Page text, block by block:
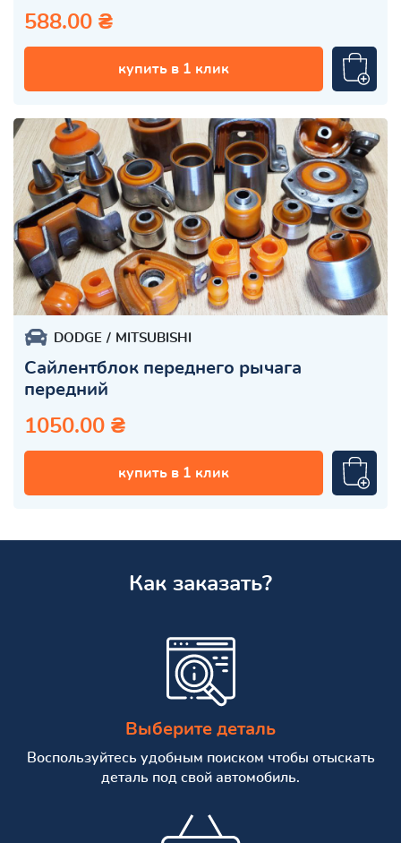
588.00 ₴
купить в 1 клик
DODGE MITSUBISHI
Сайлентблок переднего рычага
передний
1050.00 ₴
купить в 1 клик
Как заказать?
Выберите деталь
Воспользуйтесь удобным поиском чтобы отыскать
деталь под свой автомобиль.